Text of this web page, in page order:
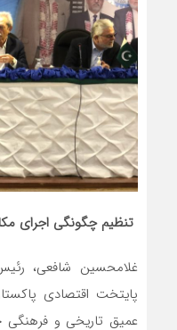
تنظیم چگونگی اجرای
غلامحسین شافعی،
پایتخت اقتصادی
عمیق تاریخی و